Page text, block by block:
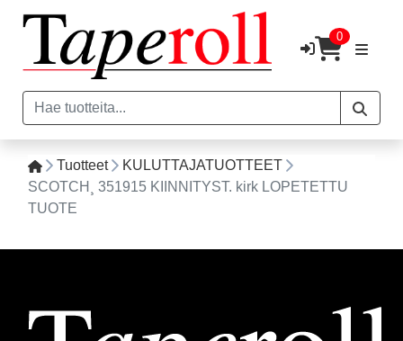
0
Tuotteet
KULUTTAJATUOTTEET
SCOTCH¸ 351915 KIINNITYST. kirk LOPETETTU
TUOTE